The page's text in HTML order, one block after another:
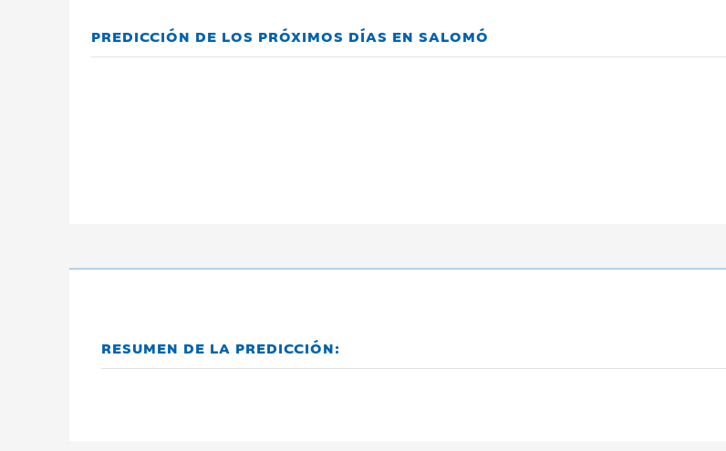
PREDICCIÓN DE LOS PRÓXIMOS DÍAS EN SALOMÓ
RESUMEN DE LA PREDICCIÓN: